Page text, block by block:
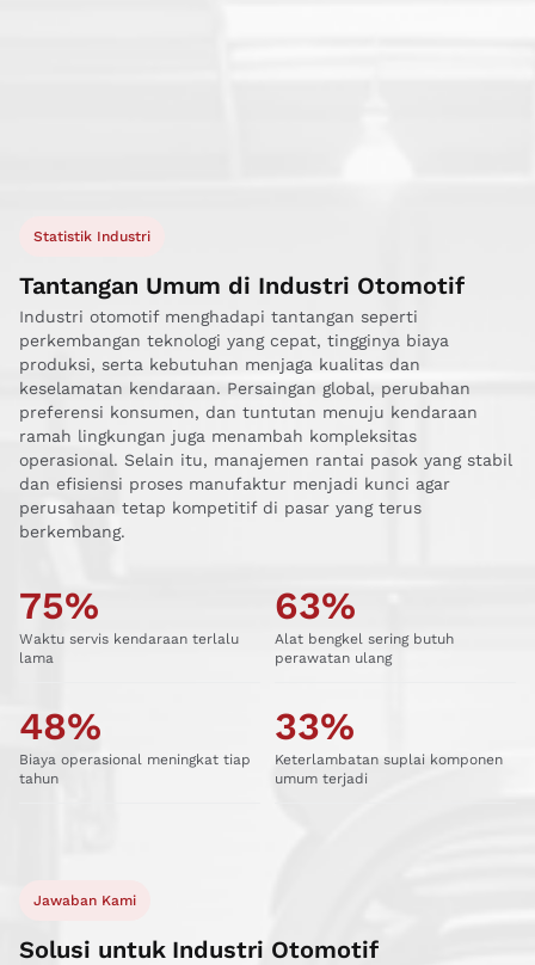
Statistik Industri
Tantangan Umum di Industri Otomotif
Industri otomotif menghadapi tantangan seperti
perkembangan teknologi yang cepat, tingginya biaya
produksi, serta kebutuhan menjaga kualitas dan
keselamatan kendaraan. Persaingan global, perubahan
preferensi konsumen, dan tuntutan menuju kendaraan
ramah lingkungan juga menambah kompleksitas
operasional. Selain itu, manajemen rantai pasok yang stabil
dan efisiensi proses manufaktur menjadi kunci agar
perusahaan tetap kompetitif di pasar yang terus
berkembang.
75%
Waktu servis kendaraan terlalu
lama
63%
Alat bengkel sering butuh
perawatan ulang
48%
Biaya operasional meningkat tiap
tahun
33%
Keterlambatan suplai komponen
umum terjadi
Jawaban Kami
Solusi untuk Industri Otomotif